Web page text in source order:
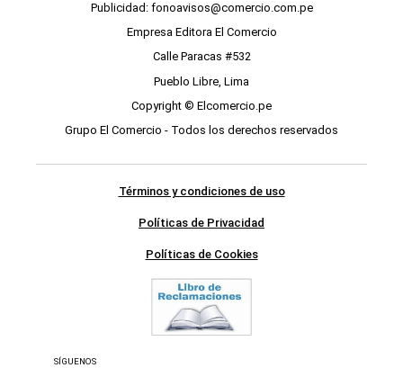
Publicidad: fonoavisos@comercio.com.pe
Empresa Editora El Comercio
Calle Paracas #532
Pueblo Libre, Lima
Copyright © Elcomercio.pe
Grupo El Comercio - Todos los derechos reservados
Términos y condiciones de uso
Políticas de Privacidad
Políticas de Cookies
SÍGUENOS